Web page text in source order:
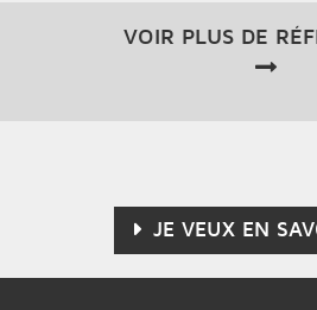
VOIR PLUS DE
JE VEUX EN